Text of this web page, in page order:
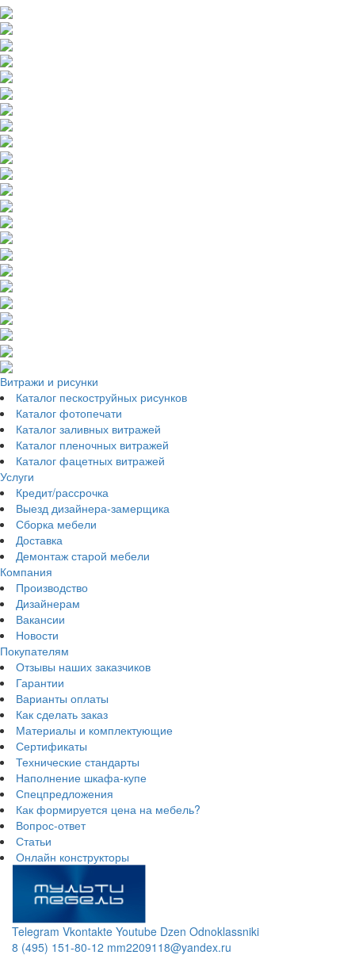
Витражи и рисунки
Каталог пескоструйных рисунков
Каталог фотопечати
Каталог заливных витражей
Каталог пленочных витражей
Каталог фацетных витражей
Услуги
Кредит/рассрочка
Выезд дизайнера-замерщика
Сборка мебели
Доставка
Демонтаж старой мебели
Компания
Производство
Дизайнерам
Вакансии
Новости
Покупателям
Отзывы наших заказчиков
Гарантии
Варианты оплаты
Как сделать заказ
Материалы и комплектующие
Сертификаты
Технические стандарты
Наполнение шкафа-купе
Спецпредложения
Как формируется цена на мебель?
Вопрос-ответ
Статьи
Онлайн конструкторы
Telegram Vkontakte Youtube Dzen Odnoklassniki
8 (495) 151-80-12 mm2209118@yandex.ru